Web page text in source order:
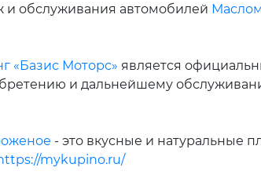
и обслуживания автомобилей
«Базис Моторс» является
и дальнейшему
- это вкусные и натуральные
mykupino.ru/